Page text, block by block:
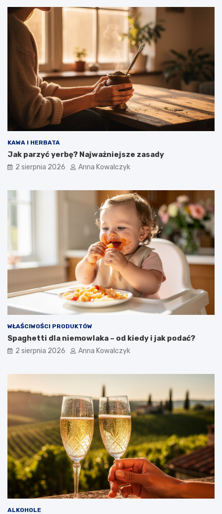
KAWA I HERBATA
Jak parzyć yerbę? Najważniejsze zasady
2 sierpnia 2026 Anna Kowalczyk
WŁAŚCIWOŚCI PRODUKTÓW
Spaghetti dla niemowlaka – od kiedy i jak podać?
2 sierpnia 2026 Anna Kowalczyk
ALKOHOLE